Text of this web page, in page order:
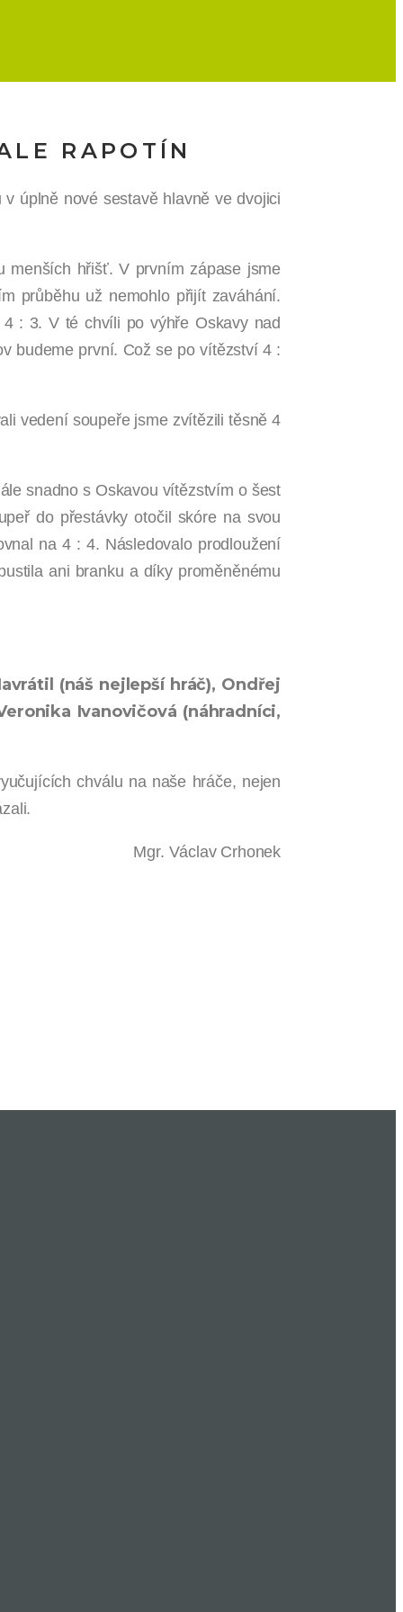
RAPOTÍN
úplně nové sestavě hlavně ve dvojici
menších hřišť. V prvním zápase jsme
průběhu už nemohlo přijít zaváhání.
: 3. V té chvíli po výhře Oskavy nad
budeme první. Což se po vítězství 4 :
vedení soupeře jsme zvítězili těsně 4
snadno s Oskavou vítězstvím o šest
do přestávky otočil skóre na svou
na 4 : 4. Následovalo prodloužení
ani branku a díky proměněnému
(náš nejlepší hráč), Ondřej
Ivanovičová (náhradníci,
chválu na naše hráče, nejen
Crhonek